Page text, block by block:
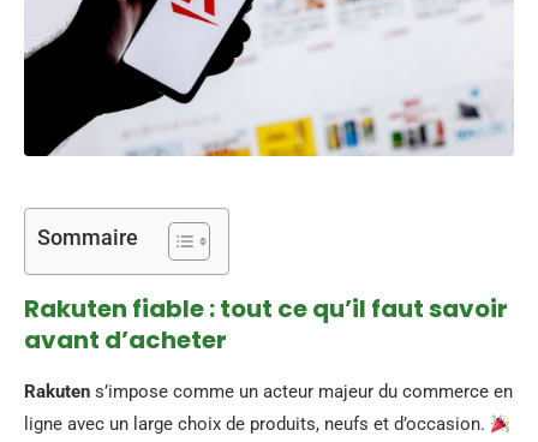
Sommaire
Rakuten fiable : tout ce qu’il faut savoir
avant d’acheter
Rakuten s’impose comme un acteur majeur du commerce en
ligne avec un large choix de produits, neufs et d’occasion.